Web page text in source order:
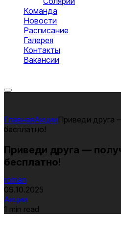
Команда
Новости
Расписание
Галерея
Контакты
Вакансии
АкцииПриведи друга
бесплатно!
Приведи друга —
бесплатно!
roman
09.10.2025
Акции
1 min read